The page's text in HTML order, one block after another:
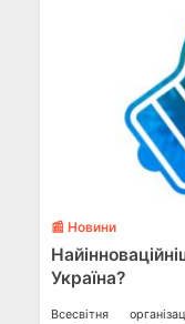
📰 Новини
Україна?
Всесвітня